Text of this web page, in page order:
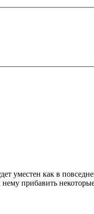
уместен как в
нему прибавить